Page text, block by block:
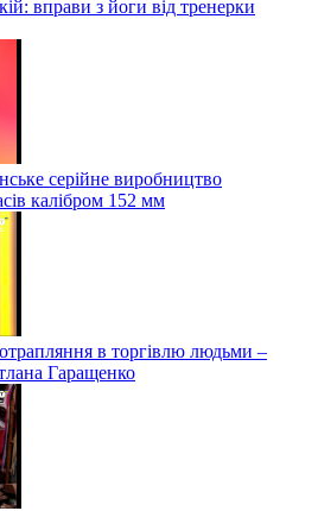
вправи з йоги від тренерки
серійне виробництво
калібром 152 мм
в торгівлю людьми –
Гаращенко